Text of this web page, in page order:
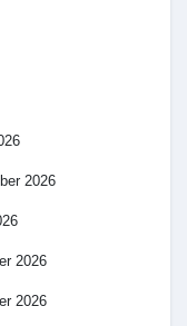
2026
2026
2026